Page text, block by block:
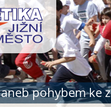
pohybem ke